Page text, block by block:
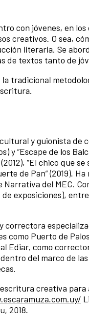
con jóvenes, en
creativos. O sea,
literaria. Se
de textos tanto de
la tradicional
y guionista de
y “Escape de los
“El chico que se
de Pan” (2019).
Narrativa del MEC.
de exposiciones),
correctora
como Puerto de
Ediar, como
del marco de
creativa
2018.